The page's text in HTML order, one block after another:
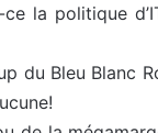
la politique
du Bleu